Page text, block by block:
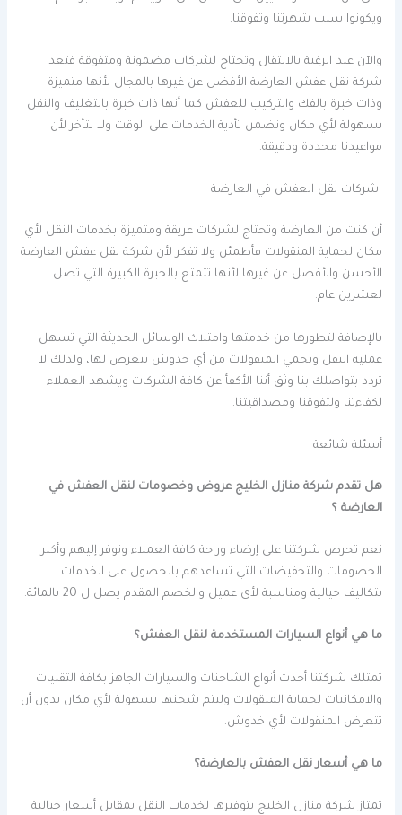
ويكونوا سبب شهرتنا وتفوقنا.
والآن عند الرغبة بالانتقال وتحتاج لشركات مضمونة ومتفوقة فتعد
شركة نقل عفش العارضة الأفضل عن غيرها بالمجال لأنها متميزة
وذات خبرة بالفك والتركيب للعفش كما أنها ذات خبرة بالتغليف والنقل
بسهولة لأي مكان ونضمن تأدية الخدمات على الوقت ولا نتأخر لأن
مواعيدنا محددة ودقيقة.
شركات نقل العفش في العارضة
أن كنت من العارضة وتحتاج لشركات عريقة ومتميزة بخدمات النقل لأي
مكان لحماية المنقولات فأطمئن ولا تفكر لأن شركة نقل عفش العارضة
الأحسن والأفضل عن غيرها لأنها تتمتع بالخبرة الكبيرة التي تصل
لعشرين عام.
بالإضافة لتطورها من خدمتها وامتلاك الوسائل الحديثة التي تسهل
عملية النقل وتحمي المنقولات من أي خدوش تتعرض لها، ولذلك لا
تردد بتواصلك بنا وثق أننا الأكفأ عن كافة الشركات ويشهد العملاء
لكفاءتنا ولتفوقنا ومصداقيتنا.
أسئلة شائعة
هل تقدم شركة منازل الخليج عروض وخصومات لنقل العفش في
العارضة ؟
نعم تحرص شركتنا على إرضاء وراحة كافة العملاء وتوفر إليهم وأكبر
الخصومات والتخفيضات التي تساعدهم بالحصول على الخدمات
بتكاليف خيالية ومناسبة لأي عميل والخصم المقدم يصل ل 20 بالمائة.
ما هي أنواع السيارات المستخدمة لنقل العفش؟
تمتلك شركتنا أحدث أنواع الشاحنات والسيارات الجاهز بكافة التقنيات
والامكانيات لحماية المنقولات وليتم شحنها بسهولة لأي مكان بدون أن
تتعرض المنقولات لأي خدوش.
ما هي أسعار نقل العفش بالعارضة؟
تمتاز شركة منازل الخليج بتوفيرها لخدمات النقل بمقابل أسعار خيالية